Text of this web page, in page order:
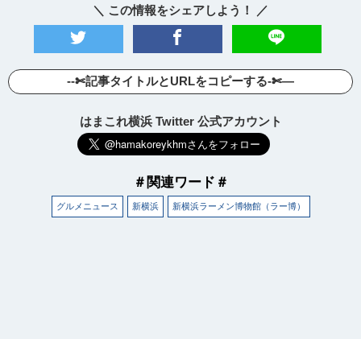
＼ この情報をシェアしよう！ ／
--✄記事タイトルとURLをコピーする-✄—
はまこれ横浜 Twitter 公式アカウント
＃関連ワード＃
グルメニュース 新横浜 新横浜ラーメン博物館（ラー博）